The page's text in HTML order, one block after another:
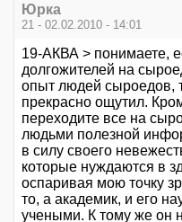
Юрка
21 - 02.02.2010 - 14:01
19-АКВА > понимаете,
долгожителей на
опыт людей сыроедов,
прекрасно ощутил.
переходите все на
людьми полезной
в силу своего
которые нуждаются в
оспаривая мою точку
то, а академик, и его
учеными. К тому же он